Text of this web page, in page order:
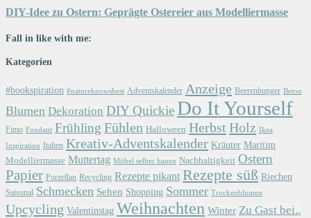
DIY-Idee zu Ostern: Geprägte Ostereier aus Modelliermasse
Fall in like with me:
Kategorien
#bookspiration #natureknowsbest Adventskalender Anzeige Beerenhunger Beton
Blumen Dekoration DIY Quickie Do It Yourself
Fimo Fondant Frühling Fühlen Halloween Herbst Holz Ikea
Inspiration Italien Kreativ-Adventskalender Kräuter Maritim
Modelliermasse Muttertag Möbel selber bauen Nachhaltigkeit Ostern
Papier Porzellan Recycling Rezepte pikant Rezepte süß Riechen
Saisonal Schmecken Sehen Shopping Sommer Trockenblumen
Upcycling Valentinstag Weihnachten Winter Zu Gast bei..